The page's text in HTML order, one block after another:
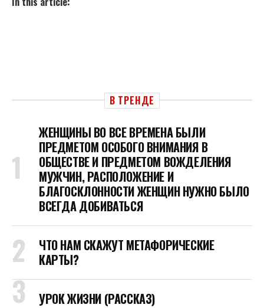
В ТРЕНДЕ
ЖЕНЩИНЫ ВО ВСЕ ВРЕМЕНА БЫЛИ
ПРЕДМЕТОМ ОСОБОГО ВНИМАНИЯ В
ОБЩЕСТВЕ И ПРЕДМЕТОМ ВОЖДЕЛЕНИЯ
МУЖЧИН, РАСПОЛОЖЕНИЕ И
БЛАГОСКЛОННОСТИ ЖЕНЩИН НУЖНО БЫЛО
ВСЕГДА ДОБИВАТЬСЯ
ЧТО НАМ СКАЖУТ МЕТАФОРИЧЕСКИЕ
КАРТЫ?
УРОК ЖИЗНИ (РАССКАЗ)